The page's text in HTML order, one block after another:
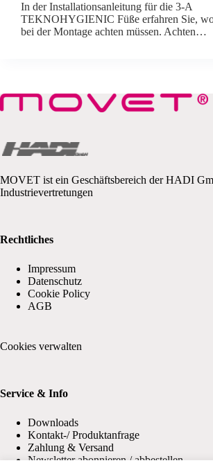
In der Installationsanleitung für die 3-A
TEKNOHYGIENIC Füße erfahren Sie,
bei der Montage achten müssen. Achten…
MOVET ist ein Geschäftsbereich der HADI
Industrievertretungen
Rechtliches
Impressum
Datenschutz
Cookie Policy
AGB
Cookies verwalten
Service & Info
Downloads
Kontakt-/ Produktanfrage
Zahlung & Versand
Newsletter abonnieren / abbestellen